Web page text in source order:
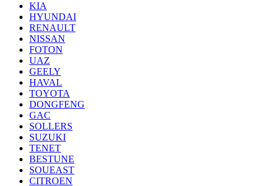
KIA
HYUNDAI
RENAULT
NISSAN
FOTON
UAZ
GEELY
HAVAL
TOYOTA
DONGFENG
GAC
SOLLERS
SUZUKI
TENET
BESTUNE
SOUEAST
CITROEN